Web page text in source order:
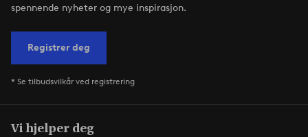
spennende nyheter og mye inspirasjon.
Registrer deg
* Se tilbudsvilkår ved registrering
Vi hjelper deg